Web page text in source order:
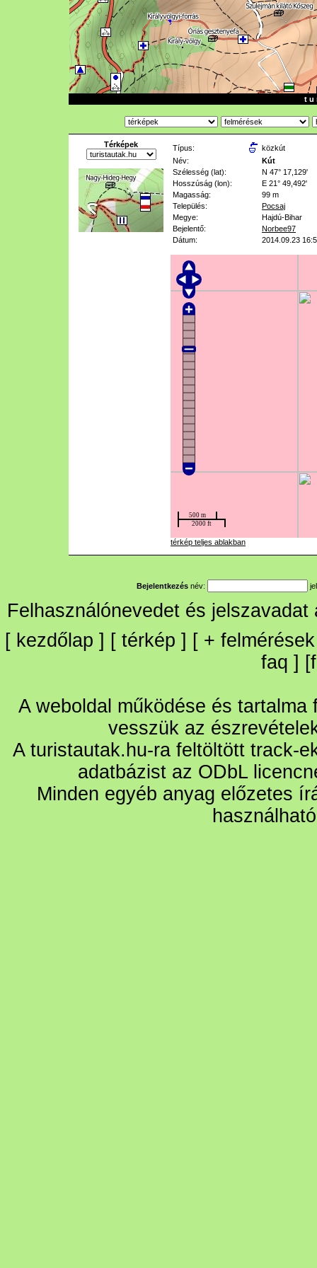
t u
Térképek Típus:
közkút
Név:
Kút
Szélesség (lat):
N 47° 17,129'
Hosszúság (lon):
E 21° 49,492'
Magasság:
99 m
Település:
Pocsaj
Megye:
Hajdú-Bihar
Bejelentő:
Norbee97
Dátum:
2014.09.23
térkép teljes ablakban
Bejelentkezés név:
Felhasználónevedet és
[ kezdőlap ] [ térkép ] [ + felmérések
faq ] [
A weboldal működése és
vesszük az
A turistautak.hu-ra feltöltött track-
adatbázist az ODbL
Minden egyéb anyag előzetes